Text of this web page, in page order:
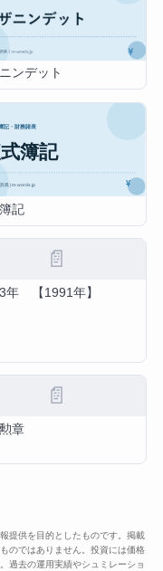
ンデット
記
📄
年 【1991年】
📄
章
提供を目的としたものです。掲載
のではありません。投資には価格
過去の運用実績やシュミレーショ